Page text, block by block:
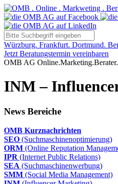
Würzburg. Frankfurt. Dortmund.
Jetzt Beratungstermin vereinbaren
OMB AG Online.Marketing.Berater.
INM –
News Bereiche
OMB Kurznachrichten
SEO (Suchmaschinenoptimierung)
ORM (Online Reputation
IPR (Internet Public Relations)
SEA (Suchmaschinenwerbung)
SMM (Social Media Management)